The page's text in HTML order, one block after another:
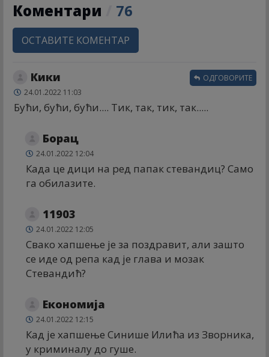
Коментари 76
ОСТАВИТЕ КОМЕНТАР
Кики
24.01.2022 11:03
Бући, бући, бући.... Тик, так, тик, так.....
ОДГОВОРИТЕ
Борац
24.01.2022 12:04
Када це дици на ред папак стевандиц? Само
га обилазите.
11903
24.01.2022 12:05
Свако хапшење је за поздравит, али зашто
се иде од репа кад је глава и мозак
Стевандић?
Економија
24.01.2022 12:15
Кад је хапшење Синише Илића из Зворника,
у криминалу до гуше.